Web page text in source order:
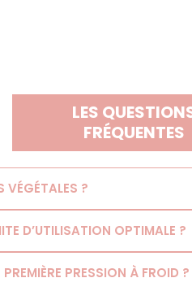
LES
FRÉQUENTES
VÉGÉTALES ?
D’UTILISATION OPTIMALE ?
PRESSION À FROID ?